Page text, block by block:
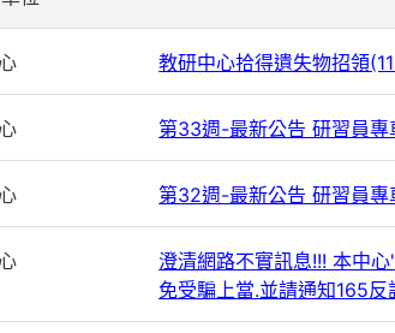
教研中心拾得遺失物招領
第33週-最新公告 研習員專
第32週-最新公告 研習員
澄清網路不實訊息!!! 本中
免受騙上當.並請通知165反